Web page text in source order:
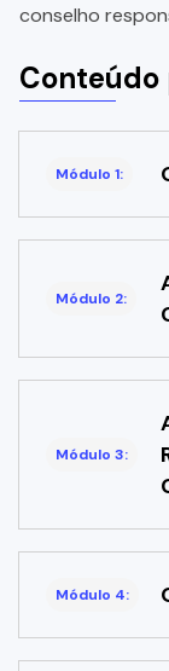
conselho
Módulo 1:
Módulo 2:
Módulo 3:
Módulo 4: